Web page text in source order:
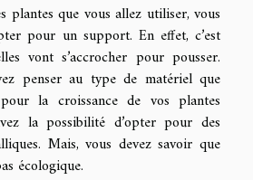
plantes que vous allez utiliser, vous
pour un support. En effet, c’est
vont s’accrocher pour pousser.
penser au type de matériel que
la croissance de vos plantes
la possibilité d’opter pour des
Mais, vous devez savoir que
écologique.